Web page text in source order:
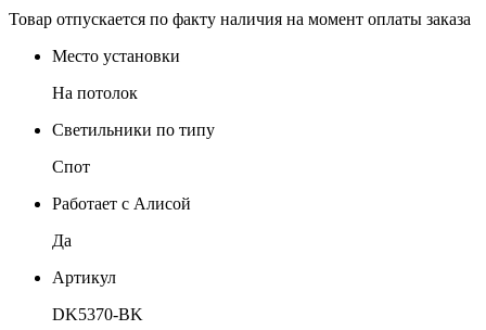
Товар отпускается по факту наличия на момент оплаты заказа
Место установки
На потолок
Светильники по типу
Спот
Работает с Алисой
Да
Артикул
DK5370-BK